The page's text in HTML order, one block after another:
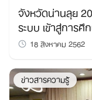
จังหวัดน่านลุย
ระบบ เข้าสู่การศึ
18 สิงหาคม 2562
ข่าวสารความรู้